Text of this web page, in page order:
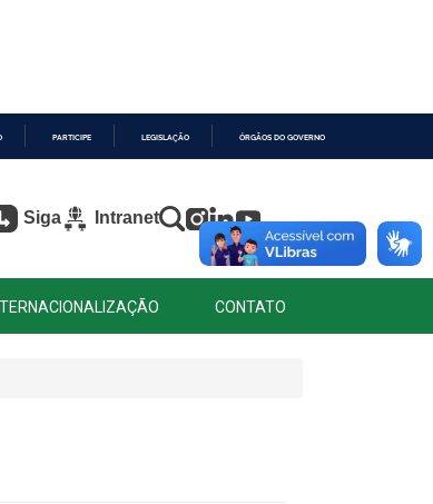
PARTICIPE LEGISLAÇÃO ÓRGÃOS DO GOVERNO
Siga Intranet
CONTATO